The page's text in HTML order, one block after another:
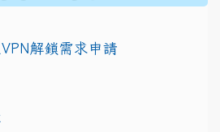
解鎖需求申請